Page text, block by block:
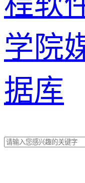
学院
据库